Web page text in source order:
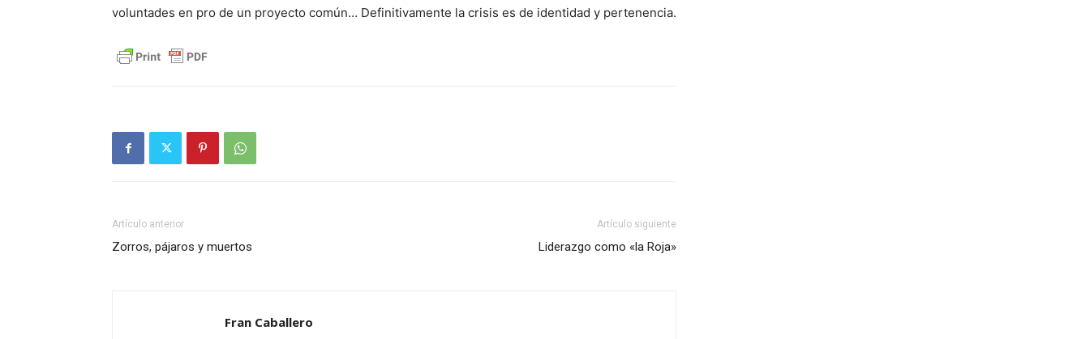
voluntades en pro de un proyecto común… Definitivamente la crisis es de identidad y pertenencia.
Artículo anterior
Zorros, pájaros y muertos
Artículo siguiente
Liderazgo como «la Roja»
Fran Caballero